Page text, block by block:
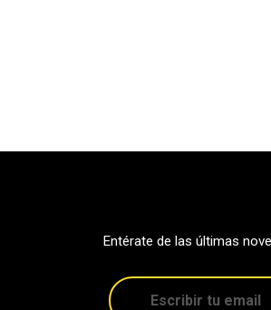
Entérate de las últimas